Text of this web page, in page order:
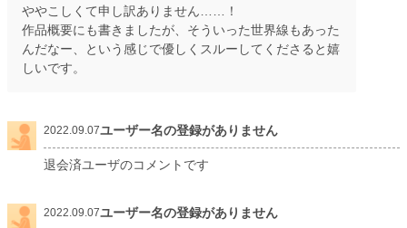
ややこしくて申し訳ありません……！
作品概要にも書きましたが、そういった世界線もあった
んだなー、という感じで優しくスルーしてくださると嬉
しいです。
2022.09.07ユーザー名の登録がありません
退会済ユーザのコメントです
2022.09.07ユーザー名の登録がありません